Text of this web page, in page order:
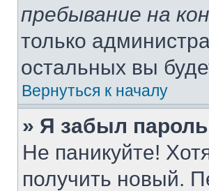
пребывание на
только
остальных вы
Вернуться к началу
» Я забыл
Не паникуйте!
получить новый.